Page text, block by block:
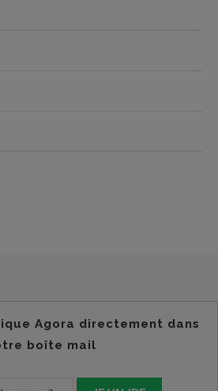
Agora directement dans
boîte mail